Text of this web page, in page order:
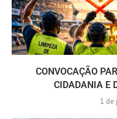
CONVOCAÇÃO
CIDADANIA E
1 de